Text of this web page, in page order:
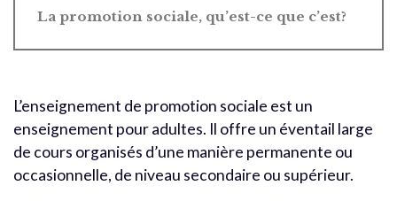
La promotion sociale, qu’est-ce que c’est?
L’enseignement de promotion sociale est un
enseignement pour adultes. Il offre un éventail large
de cours organisés d’une manière permanente ou
occasionnelle, de niveau secondaire ou supérieur.